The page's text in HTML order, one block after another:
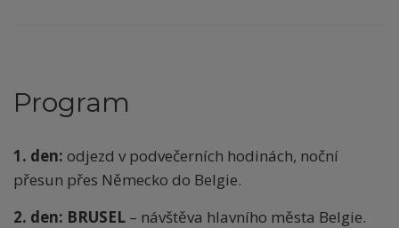
Program
1. den: odjezd v podvečerních hodinách, noční
přesun přes Německo do Belgie.
2. den: BRUSEL – návštěva hlavního města Belgie.